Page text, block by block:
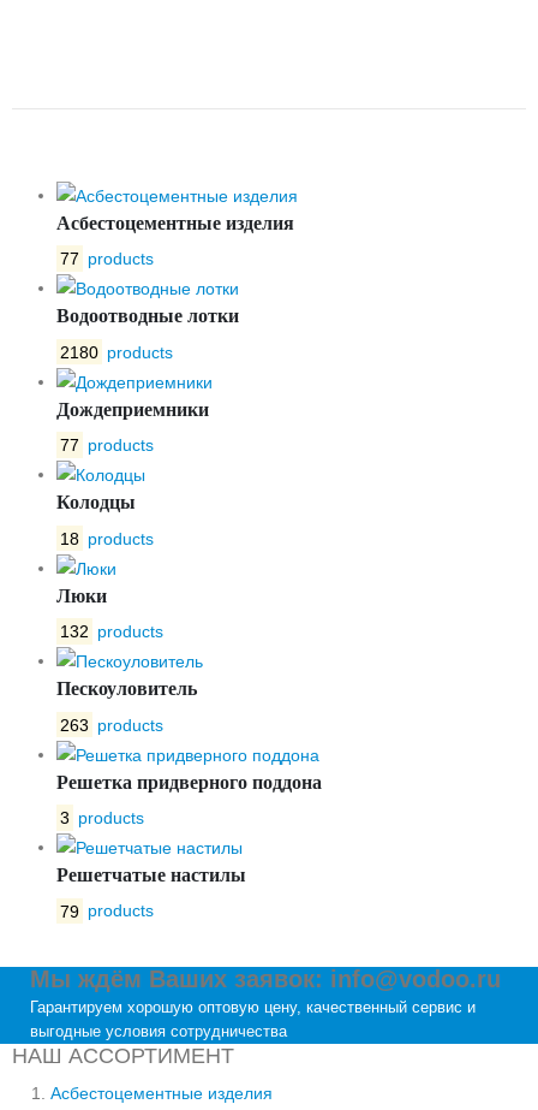
Асбестоцементные изделия
77 products
Водоотводные лотки
2180 products
Дождеприемники
77 products
Колодцы
18 products
Люки
132 products
Пескоуловитель
263 products
Решетка придверного поддона
3 products
Решетчатые настилы
79 products
Мы ждём Ваших заявок: info@vodoo.ru
Гарантируем хорошую оптовую цену, качественный сервис и
выгодные условия сотрудничества
НАШ АССОРТИМЕНТ
Асбестоцементные изделия